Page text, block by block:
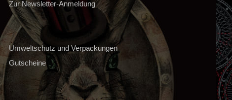
Zur Newsletter-Anmeldung
Umweltschutz und Verpackungen
Gutscheine